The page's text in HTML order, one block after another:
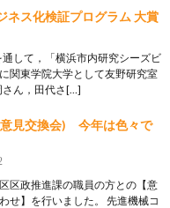
ネス化検証プログラム 大賞
して，「横浜市内研究シーズビ
関東学院大学として友野研究室
さん，田代さ[…]
見交換会) 今年は色々で
区政推進課の職員の方との【意
せ】を行いました。 先進機械コ